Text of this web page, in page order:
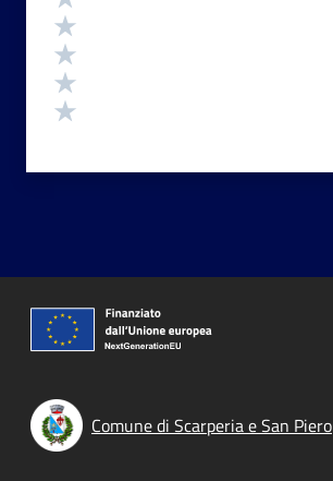
Comune di Scarperia e San Piero